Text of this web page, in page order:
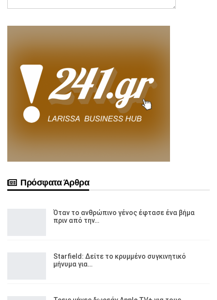
Πρόσφατα Άρθρα
Όταν το ανθρώπινο γένος έφτασε ένα βήμα
πριν από την…
Starfield: Δείτε το κρυμμένο συγκινητικό
μήνυμα για…